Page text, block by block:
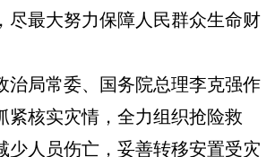
尽最大努力保障人民群众生命财
局常委、国务院总理李克强作
紧核实灾情，全力组织抢险救
少人员伤亡，妥善转移安置受灾